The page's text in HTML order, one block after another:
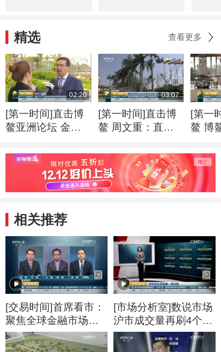
精选 查看更多
02:20
[第一时间]直击博
鳌亚洲论坛 金融
管面临更多挑战
03:07
[第一时间]直击博
鳌 周文重：直面
洲应发出自己的声
音
[第一
鳌 博
就绪
相关推荐
[交易时间]首席看市：
聚焦全球金融市场波
动
[市场分析室]数说市场
沪市成交量再刷4个月
新低